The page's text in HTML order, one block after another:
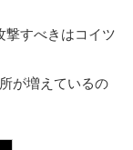
撃すべきはコイツ
が増えているの